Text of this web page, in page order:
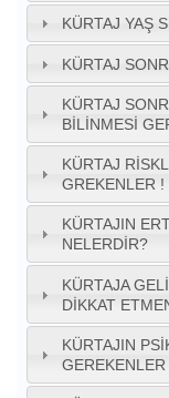
KÜRTAJ YAŞ
KÜRTAJ
KÜRTAJ
BILINMESI
KÜRTAJ
GREKENLER !
KÜRTAJIN
NELERDIR?
KÜRTAJA
DIKKAT
KÜRTAJIN
GEREKENLER